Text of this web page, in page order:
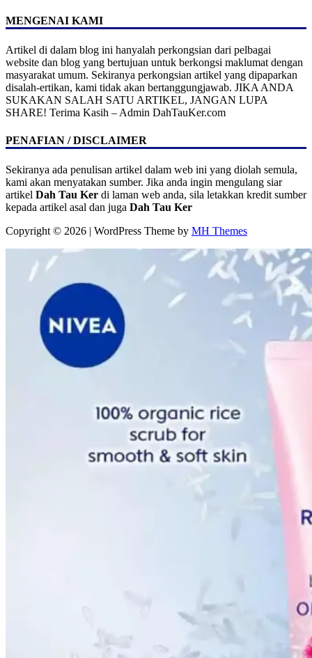
MENGENAI KAMI
Artikel di dalam blog ini hanyalah perkongsian dari pelbagai
website dan blog yang bertujuan untuk berkongsi maklumat dengan
masyarakat umum. Sekiranya perkongsian artikel yang dipaparkan
disalah-ertikan, kami tidak akan bertanggungjawab. JIKA ANDA
SUKAKAN SALAH SATU ARTIKEL, JANGAN LUPA
SHARE! Terima Kasih – Admin DahTauKer.com
PENAFIAN / DISCLAIMER
Sekiranya ada penulisan artikel dalam web ini yang diolah semula,
kami akan menyatakan sumber. Jika anda ingin mengulang siar
artikel Dah Tau Ker di laman web anda, sila letakkan kredit sumber
kepada artikel asal dan juga Dah Tau Ker
Copyright © 2026 | WordPress Theme by MH Themes